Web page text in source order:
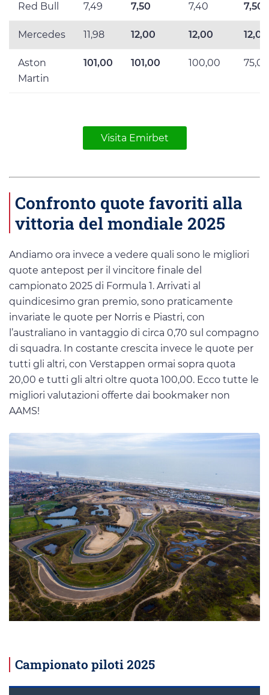
Red Bull 7,49 7,50 7,40 7,50
Mercedes 11,98 12,00 12,00 12,00
Aston
Martin
101,00 101,00 100,00 75,00
Visita Emirbet
Confronto quote favoriti alla
vittoria del mondiale 2025
Andiamo ora invece a vedere quali sono le migliori
quote antepost per il vincitore finale del
campionato 2025 di Formula 1. Arrivati al
quindicesimo gran premio, sono praticamente
invariate le quote per Norris e Piastri, con
l’australiano in vantaggio di circa 0,70 sul compagno
di squadra. In costante crescita invece le quote per
tutti gli altri, con Verstappen ormai sopra quota
20,00 e tutti gli altri oltre quota 100,00. Ecco tutte le
migliori valutazioni offerte dai bookmaker non
AAMS!
Campionato piloti 2025